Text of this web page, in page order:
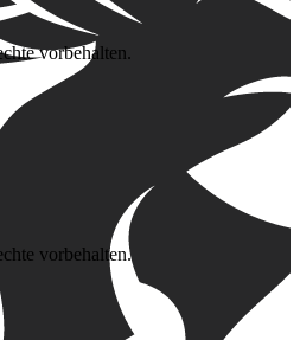
vorbehalten.
vorbehalten.